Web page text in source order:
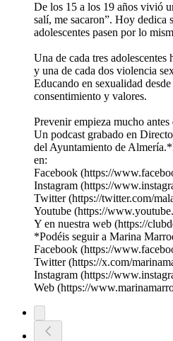
De los 15 a los 19 años vivió
salí, me sacaron”. Hoy dedica
adolescentes pasen por lo
Una de cada tres
y una de cada dos violencia
Educando en sexualidad
consentimiento y valores.
Prevenir empieza mucho
Un podcast grabado en
del Ayuntamiento de
en:
Facebook (https://
Instagram (https://
Twitter (https://twitter.com/
Youtube (https://
Y en nuestra web (https://
*Podéis seguir a Marina
Facebook (https://
Twitter (https://x.com/
Instagram (https://
Web (https://